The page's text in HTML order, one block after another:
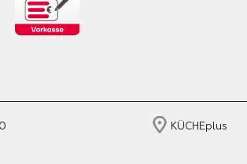
KÜCHEplus